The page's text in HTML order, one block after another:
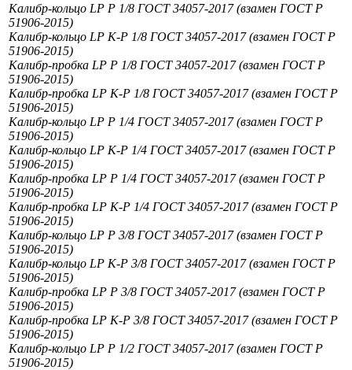
Калибр-кольцо LP Р 1/8 ГОСТ 34057-2017 (взамен ГОСТ Р
51906-2015)
Калибр-кольцо LP К-Р 1/8 ГОСТ 34057-2017 (взамен ГОСТ Р
51906-2015)
Калибр-пробка LP Р 1/8 ГОСТ 34057-2017 (взамен ГОСТ Р
51906-2015)
Калибр-пробка LP К-Р 1/8 ГОСТ 34057-2017 (взамен ГОСТ Р
51906-2015)
Калибр-кольцо LP Р 1/4 ГОСТ 34057-2017 (взамен ГОСТ Р
51906-2015)
Калибр-кольцо LP К-Р 1/4 ГОСТ 34057-2017 (взамен ГОСТ Р
51906-2015)
Калибр-пробка LP Р 1/4 ГОСТ 34057-2017 (взамен ГОСТ Р
51906-2015)
Калибр-пробка LP К-Р 1/4 ГОСТ 34057-2017 (взамен ГОСТ Р
51906-2015)
Калибр-кольцо LP Р 3/8 ГОСТ 34057-2017 (взамен ГОСТ Р
51906-2015)
Калибр-кольцо LP К-Р 3/8 ГОСТ 34057-2017 (взамен ГОСТ Р
51906-2015)
Калибр-пробка LP Р 3/8 ГОСТ 34057-2017 (взамен ГОСТ Р
51906-2015)
Калибр-пробка LP К-Р 3/8 ГОСТ 34057-2017 (взамен ГОСТ Р
51906-2015)
Калибр-кольцо LP Р 1/2 ГОСТ 34057-2017 (взамен ГОСТ Р
51906-2015)